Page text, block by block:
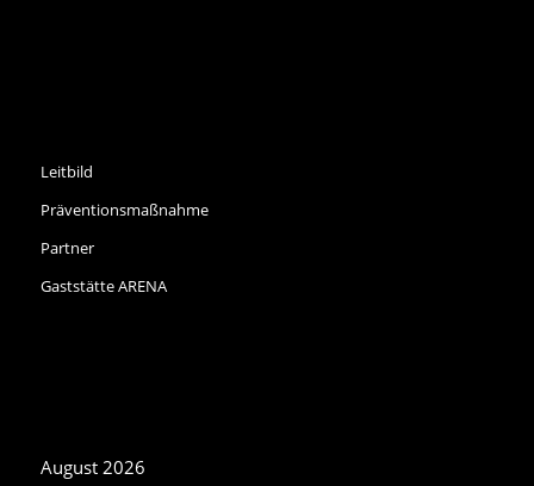
Leitbild
Präventionsmaßnahme
Partner
Gaststätte ARENA
August 2026